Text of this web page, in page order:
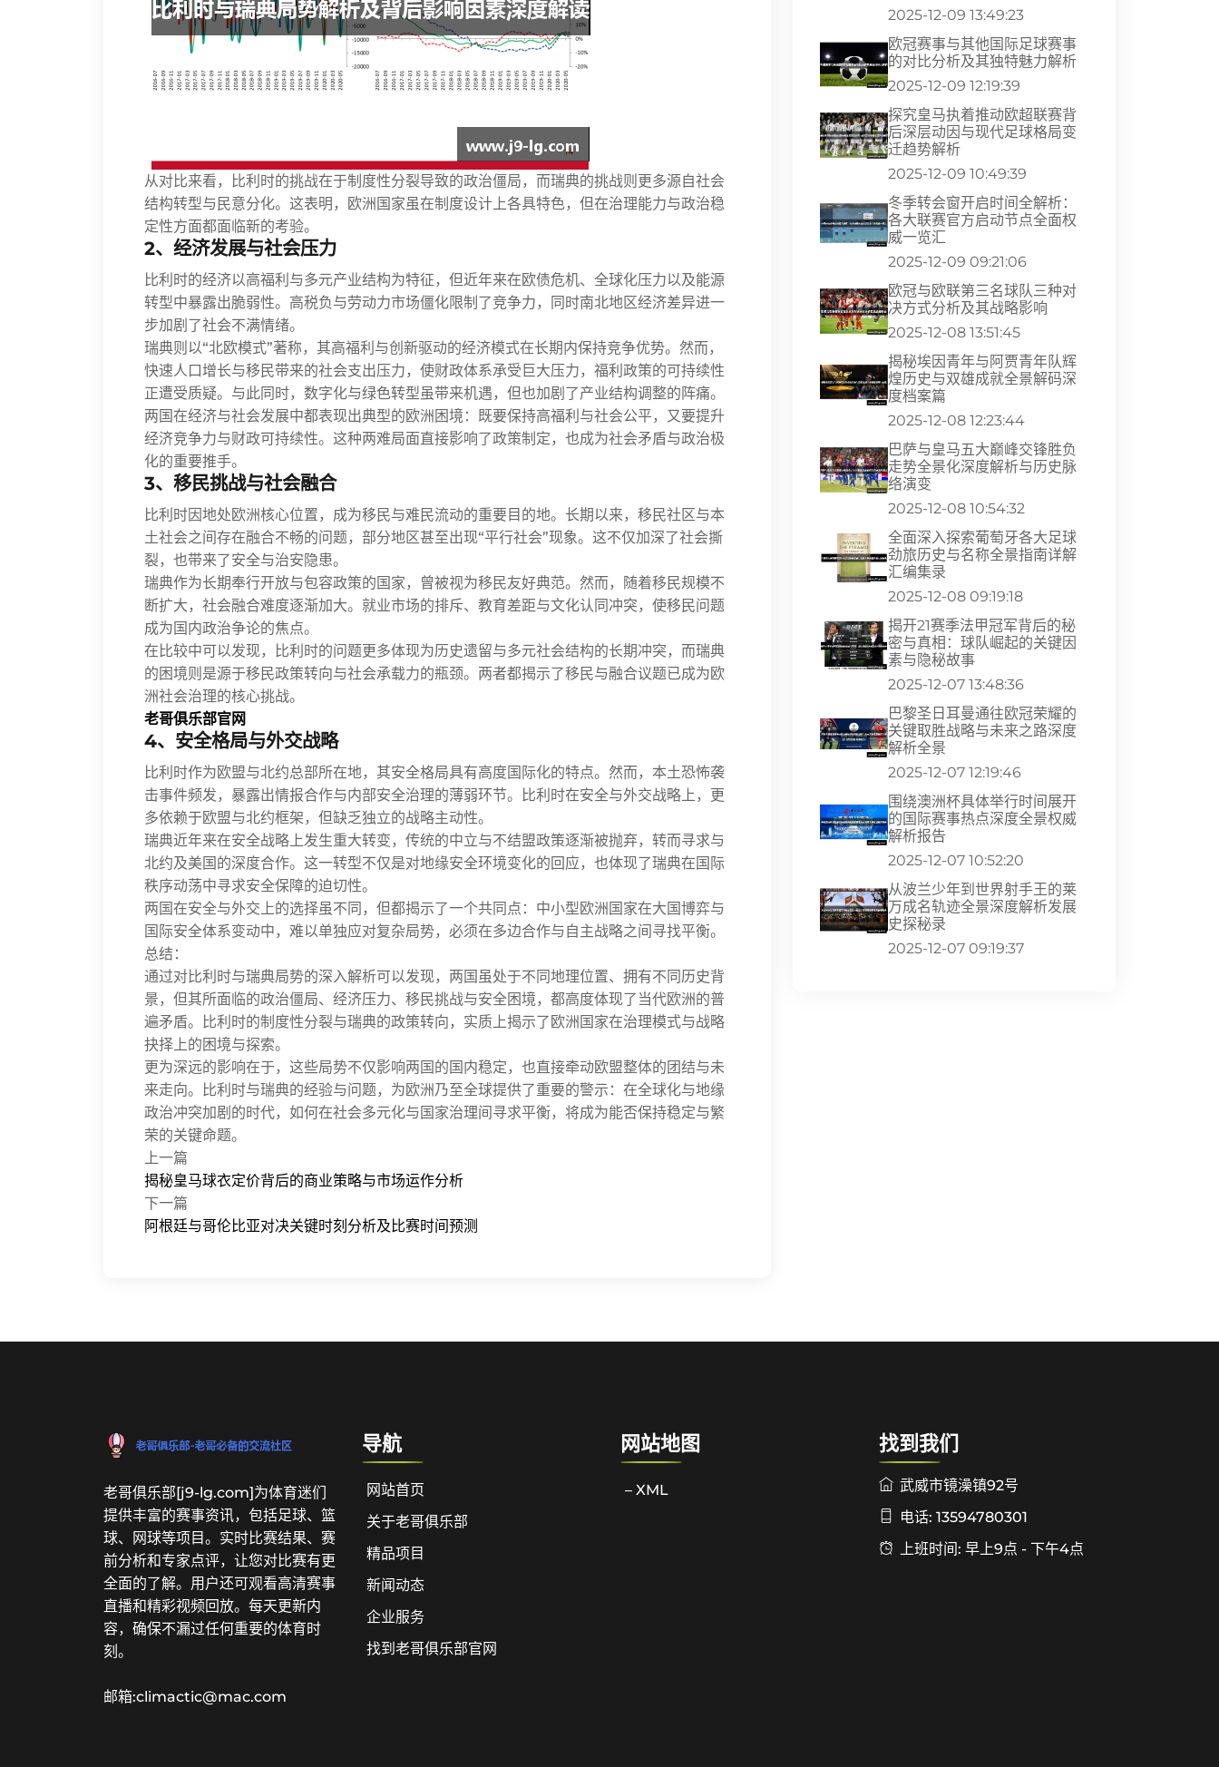
从对比来看，比利时的挑战在于制度性分裂导致的政治僵局，而瑞典的挑战则更多源自社会
结构转型与民意分化。这表明，欧洲国家虽在制度设计上各具特色，但在治理能力与政治稳
定性方面都面临新的考验。
2、经济发展与社会压力
比利时的经济以高福利与多元产业结构为特征，但近年来在欧债危机、全球化压力以及能源
转型中暴露出脆弱性。高税负与劳动力市场僵化限制了竞争力，同时南北地区经济差异进一
步加剧了社会不满情绪。
瑞典则以“北欧模式”著称，其高福利与创新驱动的经济模式在长期内保持竞争优势。然而，
快速人口增长与移民带来的社会支出压力，使财政体系承受巨大压力，福利政策的可持续性
正遭受质疑。与此同时，数字化与绿色转型虽带来机遇，但也加剧了产业结构调整的阵痛。
两国在经济与社会发展中都表现出典型的欧洲困境：既要保持高福利与社会公平，又要提升
经济竞争力与财政可持续性。这种两难局面直接影响了政策制定，也成为社会矛盾与政治极
化的重要推手。
3、移民挑战与社会融合
比利时因地处欧洲核心位置，成为移民与难民流动的重要目的地。长期以来，移民社区与本
土社会之间存在融合不畅的问题，部分地区甚至出现“平行社会”现象。这不仅加深了社会撕
裂，也带来了安全与治安隐患。
瑞典作为长期奉行开放与包容政策的国家，曾被视为移民友好典范。然而，随着移民规模不
断扩大，社会融合难度逐渐加大。就业市场的排斥、教育差距与文化认同冲突，使移民问题
成为国内政治争论的焦点。
在比较中可以发现，比利时的问题更多体现为历史遗留与多元社会结构的长期冲突，而瑞典
的困境则是源于移民政策转向与社会承载力的瓶颈。两者都揭示了移民与融合议题已成为欧
洲社会治理的核心挑战。
老哥俱乐部官网
4、安全格局与外交战略
比利时作为欧盟与北约总部所在地，其安全格局具有高度国际化的特点。然而，本土恐怖袭
击事件频发，暴露出情报合作与内部安全治理的薄弱环节。比利时在安全与外交战略上，更
多依赖于欧盟与北约框架，但缺乏独立的战略主动性。
瑞典近年来在安全战略上发生重大转变，传统的中立与不结盟政策逐渐被抛弃，转而寻求与
北约及美国的深度合作。这一转型不仅是对地缘安全环境变化的回应，也体现了瑞典在国际
秩序动荡中寻求安全保障的迫切性。
两国在安全与外交上的选择虽不同，但都揭示了一个共同点：中小型欧洲国家在大国博弈与
国际安全体系变动中，难以单独应对复杂局势，必须在多边合作与自主战略之间寻找平衡。
总结：
通过对比利时与瑞典局势的深入解析可以发现，两国虽处于不同地理位置、拥有不同历史背
景，但其所面临的政治僵局、经济压力、移民挑战与安全困境，都高度体现了当代欧洲的普
遍矛盾。比利时的制度性分裂与瑞典的政策转向，实质上揭示了欧洲国家在治理模式与战略
抉择上的困境与探索。
更为深远的影响在于，这些局势不仅影响两国的国内稳定，也直接牵动欧盟整体的团结与未
来走向。比利时与瑞典的经验与问题，为欧洲乃至全球提供了重要的警示：在全球化与地缘
政治冲突加剧的时代，如何在社会多元化与国家治理间寻求平衡，将成为能否保持稳定与繁
荣的关键命题。
上一篇
揭秘皇马球衣定价背后的商业策略与市场运作分析
下一篇
阿根廷与哥伦比亚对决关键时刻分析及比赛时间预测
2025-12-09 13:49:23
欧冠赛事与其他国际足球赛事
的对比分析及其独特魅力解析
2025-12-09 12:19:39
探究皇马执着推动欧超联赛背
后深层动因与现代足球格局变
迁趋势解析
2025-12-09 10:49:39
冬季转会窗开启时间全解析：
各大联赛官方启动节点全面权
威一览汇
2025-12-09 09:21:06
欧冠与欧联第三名球队三种对
决方式分析及其战略影响
2025-12-08 13:51:45
揭秘埃因青年与阿贾青年队辉
煌历史与双雄成就全景解码深
度档案篇
2025-12-08 12:23:44
巴萨与皇马五大巅峰交锋胜负
走势全景化深度解析与历史脉
络演变
2025-12-08 10:54:32
全面深入探索葡萄牙各大足球
劲旅历史与名称全景指南详解
汇编集录
2025-12-08 09:19:18
揭开21赛季法甲冠军背后的秘
密与真相：球队崛起的关键因
素与隐秘故事
2025-12-07 13:48:36
巴黎圣日耳曼通往欧冠荣耀的
关键取胜战略与未来之路深度
解析全景
2025-12-07 12:19:46
围绕澳洲杯具体举行时间展开
的国际赛事热点深度全景权威
解析报告
2025-12-07 10:52:20
从波兰少年到世界射手王的莱
万成名轨迹全景深度解析发展
史探秘录
2025-12-07 09:19:37
老哥俱乐部[j9-lg.com]为体育迷们
提供丰富的赛事资讯，包括足球、篮
球、网球等项目。实时比赛结果、赛
前分析和专家点评，让您对比赛有更
全面的了解。用户还可观看高清赛事
直播和精彩视频回放。每天更新内
容，确保不漏过任何重要的体育时
刻。
邮箱:climactic@mac.com
导航
网站首页
关于老哥俱乐部
精品项目
新闻动态
企业服务
找到老哥俱乐部官网
网站地图
– XML
找到我们
武威市镜澡镇92号
电话: 13594780301
上班时间: 早上9点 - 下午4点